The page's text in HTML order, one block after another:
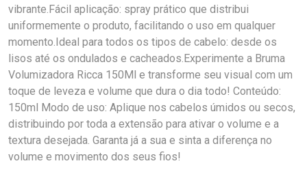
vibrante.Fácil aplicação: spray prático que distribui
uniformemente o produto, facilitando o uso em qualquer
momento.Ideal para todos os tipos de cabelo: desde os
lisos até os ondulados e cacheados.Experimente a Bruma
Volumizadora Ricca 150Ml e transforme seu visual com um
toque de leveza e volume que dura o dia todo! Conteúdo:
150ml Modo de uso: Aplique nos cabelos úmidos ou secos,
distribuindo por toda a extensão para ativar o volume e a
textura desejada. Garanta já a sua e sinta a diferença no
volume e movimento dos seus fios!